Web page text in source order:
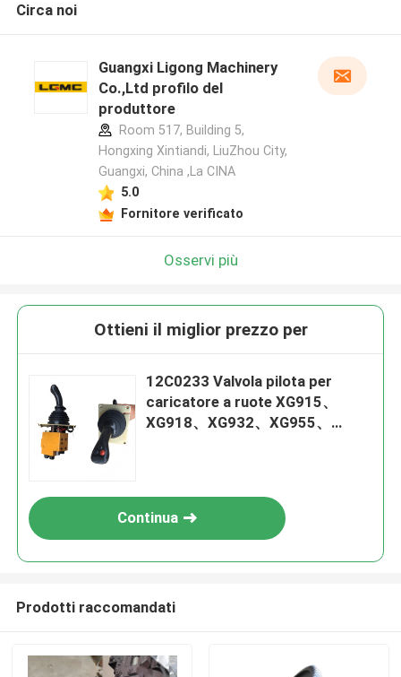
Circa noi
Guangxi Ligong Machinery
Co.,Ltd profilo del
produttore
Room 517, Building 5,
Hongxing Xintiandi, LiuZhou City,
Guangxi, China ,La CINA
5.0
Fornitore verificato
Osservi più
Ottieni il miglior prezzo per
12C0233 Valvola pilota per
caricatore a ruote XG915、
XG918、XG932、XG955、
Continua
Prodotti raccomandati